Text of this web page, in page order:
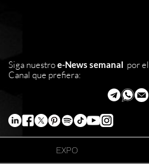
Siga nuestroe-News semanal por el
Canal que prefiera:
EXPO